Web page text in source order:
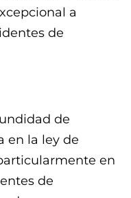
a
de
de
en la ley de
en
de